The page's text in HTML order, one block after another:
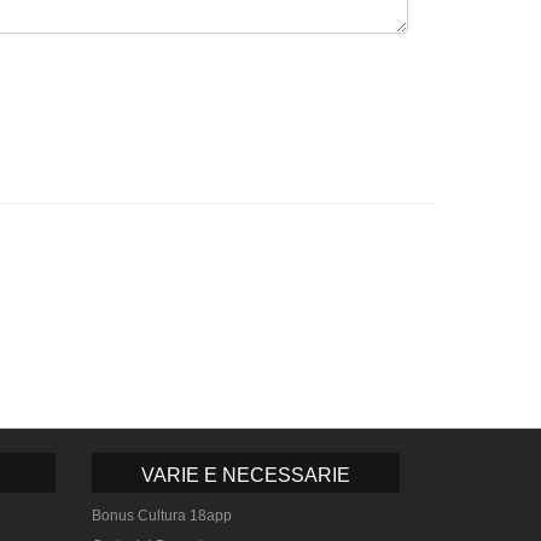
VARIE E NECESSARIE
Bonus Cultura 18app